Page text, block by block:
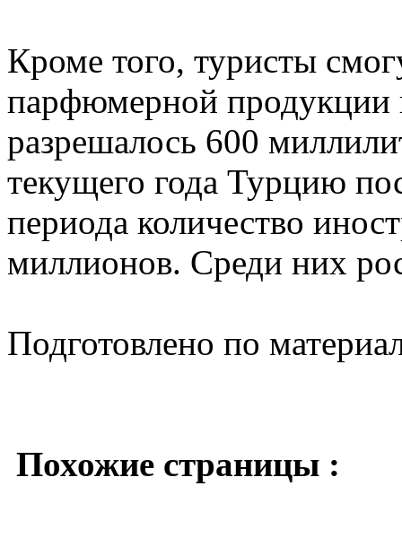
Кроме того, туристы
парфюмерной продукции
разрешалось 600
текущего года Турцию
периода количество
миллионов. Среди них
Подготовлено по
Похожие страницы :